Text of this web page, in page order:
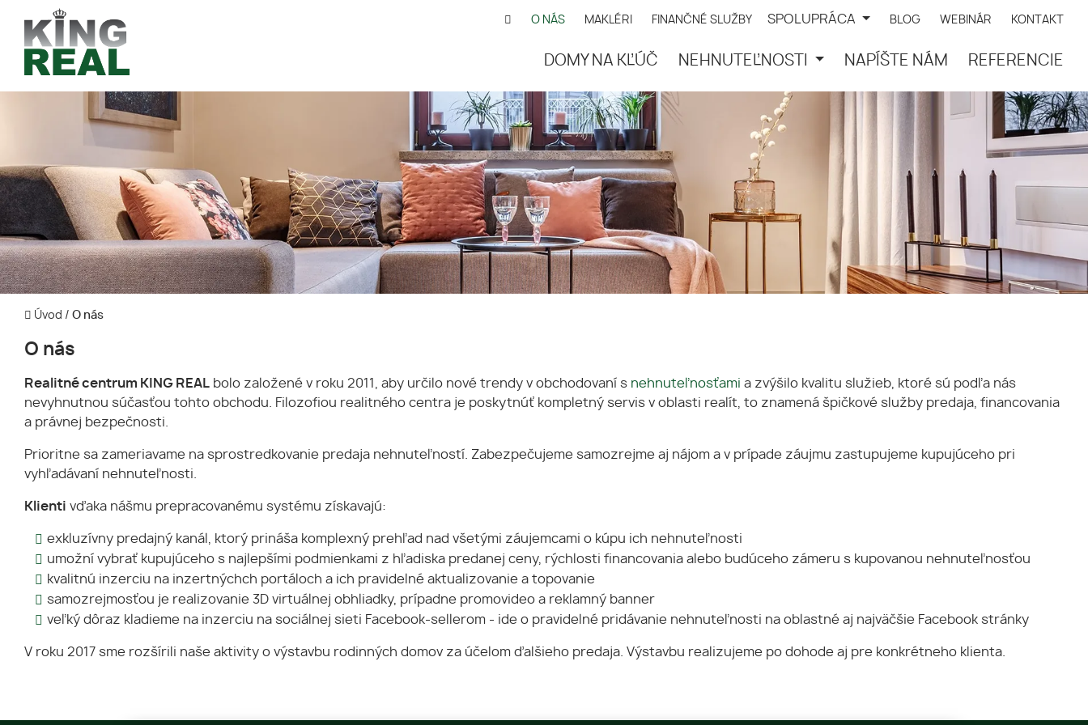
O NÁS MAKLÉRI FINANČNÉ SLUŽBY SPOLUPRÁCA BLOG WEBINÁR KONTAKT
DOMY NA KĽÚČ NEHNUTEĽNOSTI NAPÍŠTE NÁM REFERENCIE
Úvod / O nás
O nás
Realitné centrum KING REAL bolo založené v roku 2011, aby určilo nové trendy v obchodovaní s nehnuteľnosťami a zvýšilo kvalitu služieb, ktoré sú podľa nás
nevyhnutnou súčasťou tohto obchodu. Filozofiou realitného centra je poskytnúť kompletný servis v oblasti realít, to znamená špičkové služby predaja, financovania
a právnej bezpečnosti.
Prioritne sa zameriavame na sprostredkovanie predaja nehnuteľností. Zabezpečujeme samozrejme aj nájom a v prípade záujmu zastupujeme kupujúceho pri
vyhľadávaní nehnuteľnosti.
Klienti vďaka nášmu prepracovanému systému získavajú:
exkluzívny predajný kanál, ktorý prináša komplexný prehľad nad všetými záujemcami o kúpu ich nehnuteľnosti
umožní vybrať kupujúceho s najlepšími podmienkami z hľadiska predanej ceny, rýchlosti financovania alebo budúceho zámeru s kupovanou nehnuteľnosťou
kvalitnú inzerciu na inzertnýchch portáloch a ich pravidelné aktualizovanie a topovanie
samozrejmosťou je realizovanie 3D virtuálnej obhliadky, prípadne promovideo a reklamný banner
veľký dôraz kladieme na inzerciu na sociálnej sieti Facebook-sellerom - ide o pravidelné pridávanie nehnuteľnosti na oblastné aj najväčšie Facebook stránky
V roku 2017 sme rozšírili naše aktivity o výstavbu rodinných domov za účelom ďalšieho predaja. Výstavbu realizujeme po dohode aj pre konkrétneho klienta.